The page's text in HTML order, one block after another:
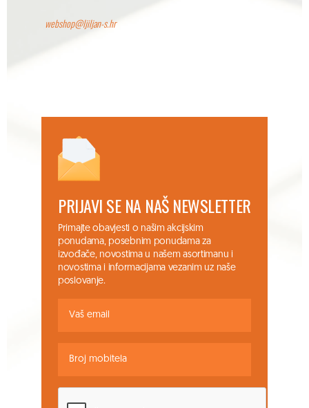
webshop@ljiljan-s.hr
PRIJAVI SE NA NAŠ NEWSLETTER
Primajte obavjesti o našim akcijskim
ponudama, posebnim ponudama za
izvođače, novostima u našem asortimanu i
novostima i informacijama vezanim uz naše
poslovanje.